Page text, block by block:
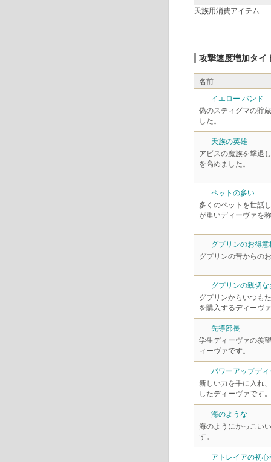
天族用消費アイテム
攻撃速度増加タイ
名前
イエロー バンド
偽のスティグマの貯
した。
天族の英雄
アビスの魔族を撃退
を高めました。
ペットの多い
多くのペットを世話
が重いディーヴァを
グプリンのお得意
グプリンの昔からの
グプリンの親切
グプリンからいつも
を購入するディーヴ
先導部長
学生ディーヴァの羨
ィーヴァです。
パワーアップディ
新しい力を手に入れ
したディーヴァです。
海のような
海のようにかっこい
す。
アトレイアの初心